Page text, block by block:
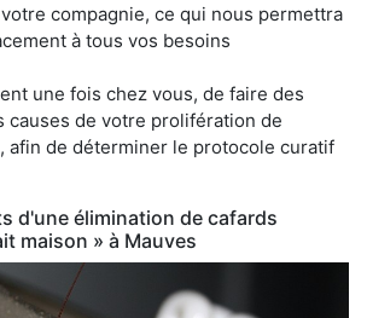
compagnie, ce qui nous permettra
à tous vos besoins
une fois chez vous, de faire des
causes de votre prolifération de
afin de déterminer le protocole curatif
d'une élimination de cafards
maison » à Mauves